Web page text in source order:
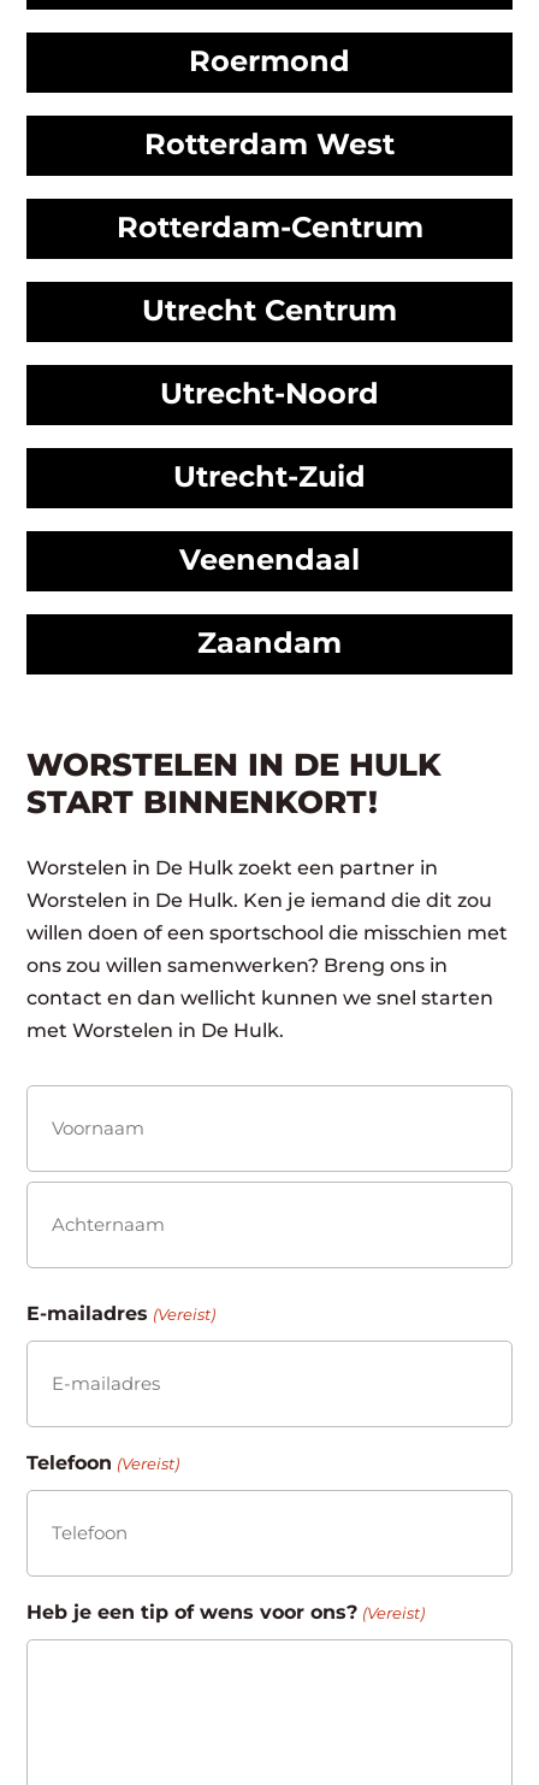
Roermond
Rotterdam West
Rotterdam-Centrum
Utrecht Centrum
Utrecht-Noord
Utrecht-Zuid
Veenendaal
Zaandam
WORSTELEN IN DE HULK
START BINNENKORT!
Worstelen in De Hulk zoekt een partner in
Worstelen in De Hulk. Ken je iemand die dit zou
willen doen of een sportschool die misschien met
ons zou willen samenwerken? Breng ons in
contact en dan wellicht kunnen we snel starten
met Worstelen in De Hulk.
(Vereist)
Voornaam
E-mailadres (Vereist)
Telefoon (Vereist)
Heb je een tip of wens voor ons? (Vereist)